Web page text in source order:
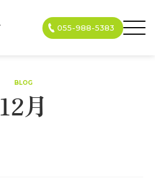
055-988-5383
BLOG
12月